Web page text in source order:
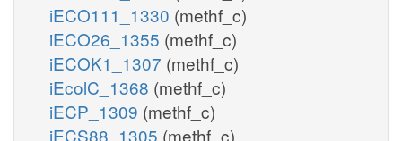
iECO111_1330 (methf_c)
iECO26_1355 (methf_c)
iECOK1_1307 (methf_c)
iEcolC_1368 (methf_c)
iECP_1309 (methf_c)
iECS88_1305 (methf_c)